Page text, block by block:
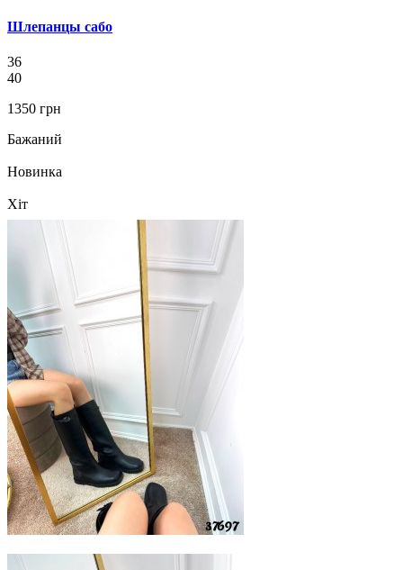
Шлепанцы сабо
36
40
1350 грн
Бажаний
Новинка
Хіт